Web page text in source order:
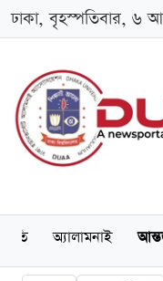
ঢাকা, বৃহস্পতিবার, ৬
অ্যালামনাই